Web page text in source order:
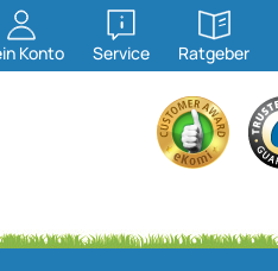
Konto Service
öffnen
Ratgeber
öffnen